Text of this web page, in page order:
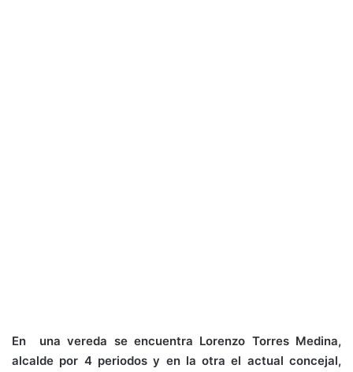
En una vereda se encuentra Lorenzo Torres Medina,
alcalde por 4 periodos y en la otra el actual concejal,